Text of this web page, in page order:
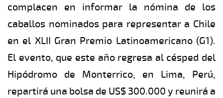
complacen en informar la nómina de los
caballos nominados para representar a Chile
en el XLII Gran Premio Latinoamericano (G1).
El evento, que este año regresa al césped del
Hipódromo de Monterrico, en Lima, Perú,
repartirá una bolsa de US$ 300.000 y reunirá a